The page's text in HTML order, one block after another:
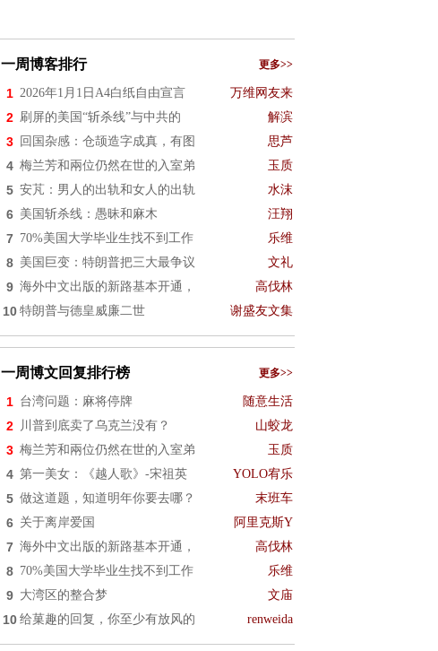
一周博客排行 更多>>
1 2026年1月1日A4白纸自由宣言 万维网友来
2 刷屏的美国“斩杀线”与中共的 解滨
3 回国杂感：仓颉造字成真，有图 思芦
4 梅兰芳和兩位仍然在世的入室弟 玉质
5 安芃：男人的出轨和女人的出轨 水沫
6 美国斩杀线：愚昧和麻木 汪翔
7 70%美国大学毕业生找不到工作 乐维
8 美国巨变：特朗普把三大最争议 文礼
9 海外中文出版的新路基本开通， 高伐林
10 特朗普与德皇威廉二世 谢盛友文集
一周博文回复排行榜 更多>>
1 台湾问题：麻将停牌 随意生活
2 川普到底卖了乌克兰没有？ 山蛟龙
3 梅兰芳和兩位仍然在世的入室弟 玉质
4 第一美女：《越人歌》-宋祖英 YOLO宥乐
5 做这道题，知道明年你要去哪？ 末班车
6 关于离岸爱国 阿里克斯Y
7 海外中文出版的新路基本开通， 高伐林
8 70%美国大学毕业生找不到工作 乐维
9 大湾区的整合梦 文庙
10 给菓趣的回复，你至少有放风的 renweida